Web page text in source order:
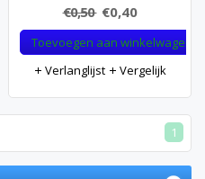
€0,50 €0,40
Toevoegen aan winkelwagen
Verlanglijst
Vergelijk
1